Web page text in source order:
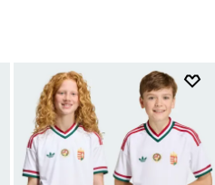
după GEN: Copii
momentan după SPORTURI: